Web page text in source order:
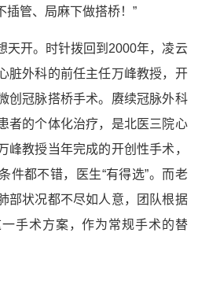
插管、局麻下做搭桥！”
天开。时针拨回到2000年，凌云
脏外科的前任主任万峰教授，开
创冠脉搭桥手术。赓续冠脉外科
者的个体化治疗，是北医三院心
峰教授当年完成的开创性手术，
件都不错，医生“有得选”。而老
部状况都不尽如人意，团队根据
手术方案，作为常规手术的替